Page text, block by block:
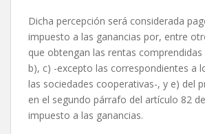
Dicha percepción será considerada
impuesto a las ganancias por, entre
que obtengan las rentas
b), c) -excepto las correspondientes a
las sociedades cooperativas-, y e) del
en el segundo párrafo del artículo 82
impuesto a las ganancias.